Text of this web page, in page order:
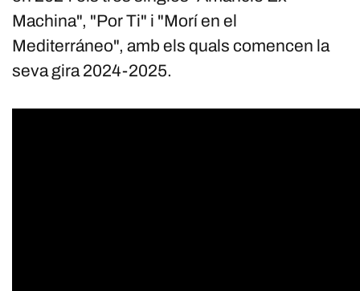
Machina", "Por Ti" i "Morí en el
Mediterráneo", amb els quals comencen la
seva gira 2024-2025.